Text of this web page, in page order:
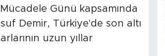
Günü kapsamında
Demir, Türkiye'de son altı
uzun yıllar